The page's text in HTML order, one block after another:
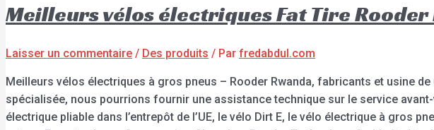
Meilleurs vélos électriques Fat Tire Rooder
Laisser un commentaire / Des produits / Par fredabdul.com
Meilleurs vélos électriques à gros pneus – Rooder Rwanda, fabricants et usine
spécialisée, nous pourrions fournir une assistance technique sur le service
électrique pliable dans l’entrepôt de l’UE, le vélo Dirt E, le vélo électrique à gros